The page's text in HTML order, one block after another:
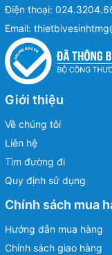
Điện thoại:
Email:
Giới thiệu
Về chúng tôi
Liên hệ
Tìm đường đi
Quy định sử dụng
Chính sách mua
Hướng dẫn mua hàng
Chính sách giao hàng